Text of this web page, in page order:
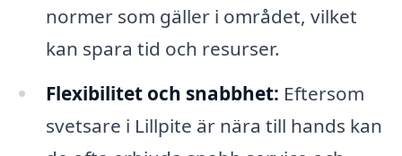
normer som gäller i området, vilket
kan spara tid och resurser.
Flexibilitet och snabbhet: Eftersom
svetsare i Lillpite är nära till hands kan